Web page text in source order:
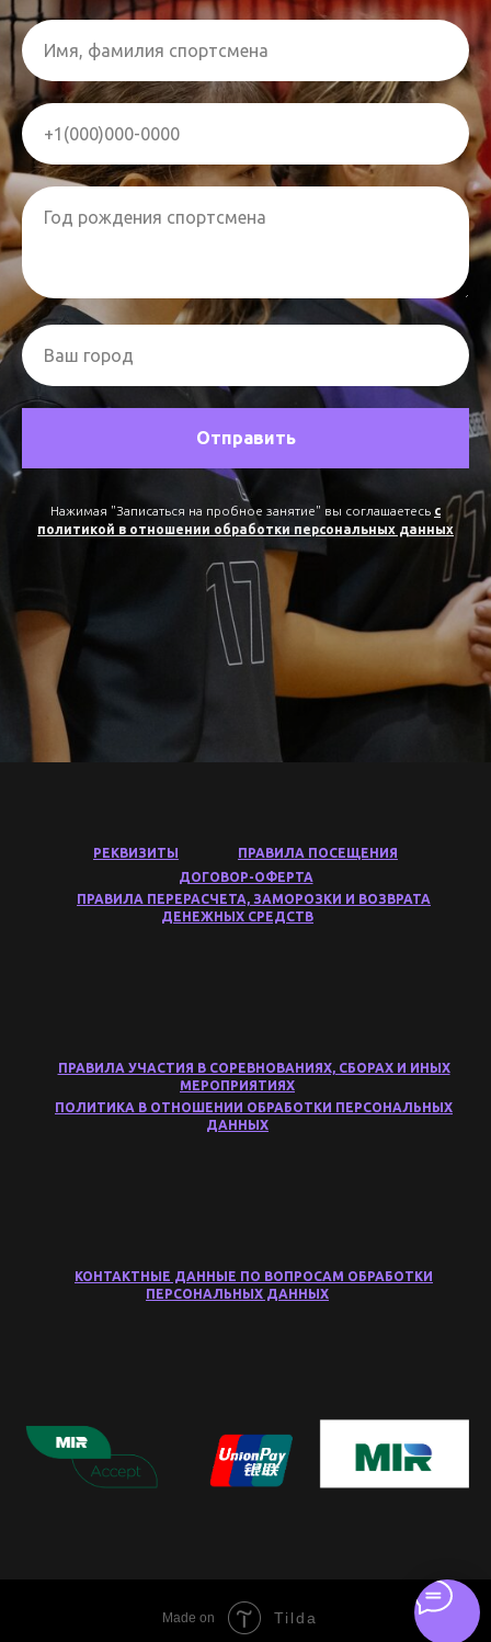
Имя, фамилия спортсмена
+1(000)000-0000
Год рождения спортсмена
Ваш город
Отправить
Нажимая "Записаться на пробное занятие" вы соглашаетесь с
политикой в отношении обработки персональных данных
РЕКВИЗИТЫ
ПРАВИЛА ПОСЕЩЕНИЯ
ДОГОВОР-ОФЕРТА
ПРАВИЛА ПЕРЕРАСЧЕТА, ЗАМОРОЗКИ И ВОЗВРАТА
ДЕНЕЖНЫХ СРЕДСТВ
ПРАВИЛА УЧАСТИЯ В СОРЕВНОВАНИЯХ, СБОРАХ И ИНЫХ
МЕРОПРИЯТИЯХ
ПОЛИТИКА В ОТНОШЕНИИ ОБРАБОТКИ ПЕРСОНАЛЬНЫХ
ДАННЫХ
КОНТАКТНЫЕ ДАННЫЕ ПО ВОПРОСАМ ОБРАБОТКИ
ПЕРСОНАЛЬНЫХ ДАННЫХ
Made on Tilda